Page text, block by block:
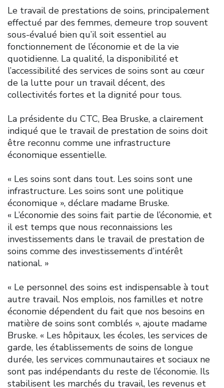
Le travail de prestations de soins, principalement
effectué par des femmes, demeure trop souvent
sous-évalué bien qu’il soit essentiel au
fonctionnement de l’économie et de la vie
quotidienne. La qualité, la disponibilité et
l’accessibilité des services de soins sont au cœur
de la lutte pour un travail décent, des
collectivités fortes et la dignité pour tous.
La présidente du CTC, Bea Bruske, a clairement
indiqué que le travail de prestation de soins doit
être reconnu comme une infrastructure
économique essentielle.
« Les soins sont dans tout. Les soins sont une
infrastructure. Les soins sont une politique
économique », déclare madame Bruske.
« L’économie des soins fait partie de l’économie, et
il est temps que nous reconnaissions les
investissements dans le travail de prestation de
soins comme des investissements d’intérêt
national. »
« Le personnel des soins est indispensable à tout
autre travail. Nos emplois, nos familles et notre
économie dépendent du fait que nos besoins en
matière de soins sont comblés », ajoute madame
Bruske. « Les hôpitaux, les écoles, les services de
garde, les établissements de soins de longue
durée, les services communautaires et sociaux ne
sont pas indépendants du reste de l’économie. Ils
stabilisent les marchés du travail, les revenus et